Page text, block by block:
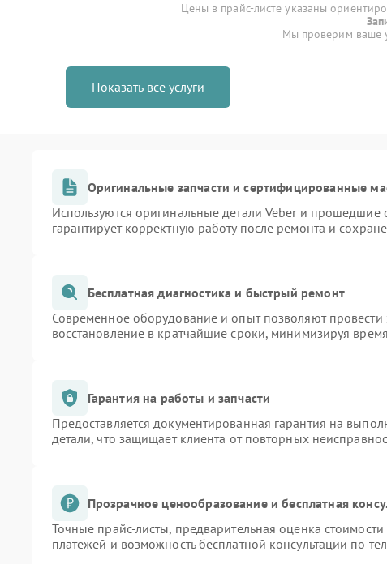
Цены в прайс-листе указаны
Мы проверим ваше
Показать все услуги
Оригинальные запчасти и сертифицированные
Используются оригинальные детали Veber и прошедшие
гарантирует корректную работу после ремонта и
Бесплатная диагностика и быстрый ремонт
Современное оборудование и опыт позволяют провести
восстановление в кратчайшие сроки, минимизируя время
Гарантия на работы и запчасти
Предоставляется документированная гарантия на
детали, что защищает клиента от повторных
Прозрачное ценообразование и бесплатная
Точные прайс-листы, предварительная оценка стоимости
платежей и возможность бесплатной консультации по